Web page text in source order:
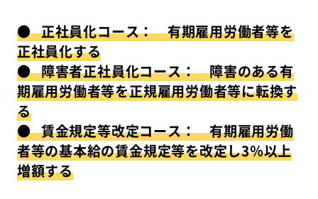
● 正社員化コース： 有期雇用労働者等を
正社員化する
● 障害者正社員化コース： 障害のある有
期雇用労働者等を正規雇用労働者等に転換す
る
● 賃金規定等改定コース： 有期雇用労働
者等の基本給の賃金規定等を改定し3％以上
増額する